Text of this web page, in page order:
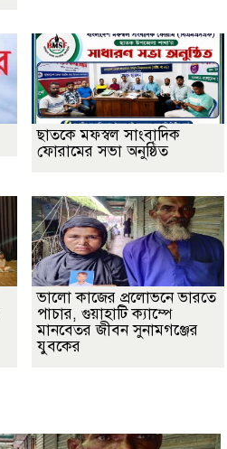
ছাতকে মফস্বল সাংবাদিক
ফোরামের সভা অনুষ্ঠিত
ভালো কাজের প্রলোভনে ভারতে
পাচার, গুয়াহাটি ক্যাম্পে
মানবেতর জীবন সুনামগঞ্জের
যুবকের